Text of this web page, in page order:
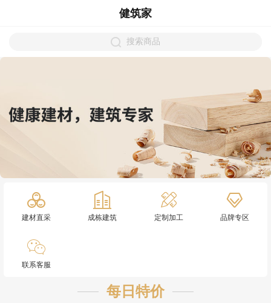
健筑家
搜索商品
建材直采 成栋建筑 定制加工 品牌专区
联系客服
每日特价